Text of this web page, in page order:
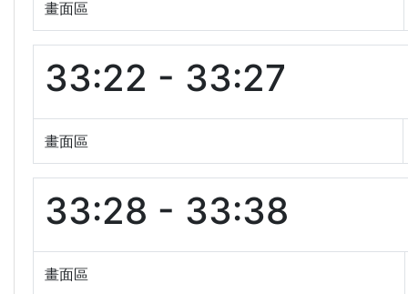
畫面區
33:22 - 33:27
畫面區
33:28 - 33:38
畫面區